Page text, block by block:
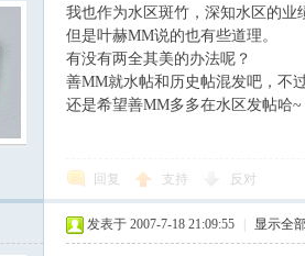
我也作为水区斑竹，深知水区的业
但是叶赫MM说的也有些道理。
有没有两全其美的办法呢？
善MM就水帖和历史帖混发吧，不
还是希望善MM多多在水区发帖哈~
回复 支持 反对
发表于 2007-7-18 21:09:55 显示全